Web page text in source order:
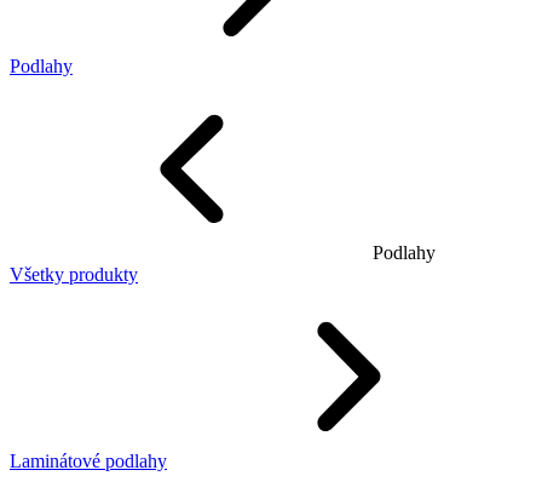
Podlahy
Podlahy
Všetky produkty
Laminátové podlahy